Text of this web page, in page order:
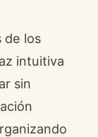
de los
intuitiva
sin